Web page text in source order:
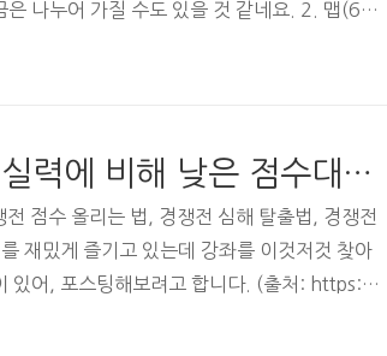
은 나누어 가질 수도 있을 것 같네요. 2. 맵(66
째 체크포인트까지 밀었을 때, 추가 시간이 60
4시즌도 사실상 아나 위주의 메타라서 그런지
인 영웅을 이제는 4방에 죽일 수 ..
[오버워치 팁] 내 실력에 비해 낮은 점수대에 머물고 있다면...
점수 올리는 법, 경쟁전 심해 탈출법, 경쟁전
재밌게 즐기고 있는데 강좌를 이것저것 찾아
있어, 포스팅해보려고 합니다. (출처: https://
HECO_Ek) 영상에서는 남탓과 신세한